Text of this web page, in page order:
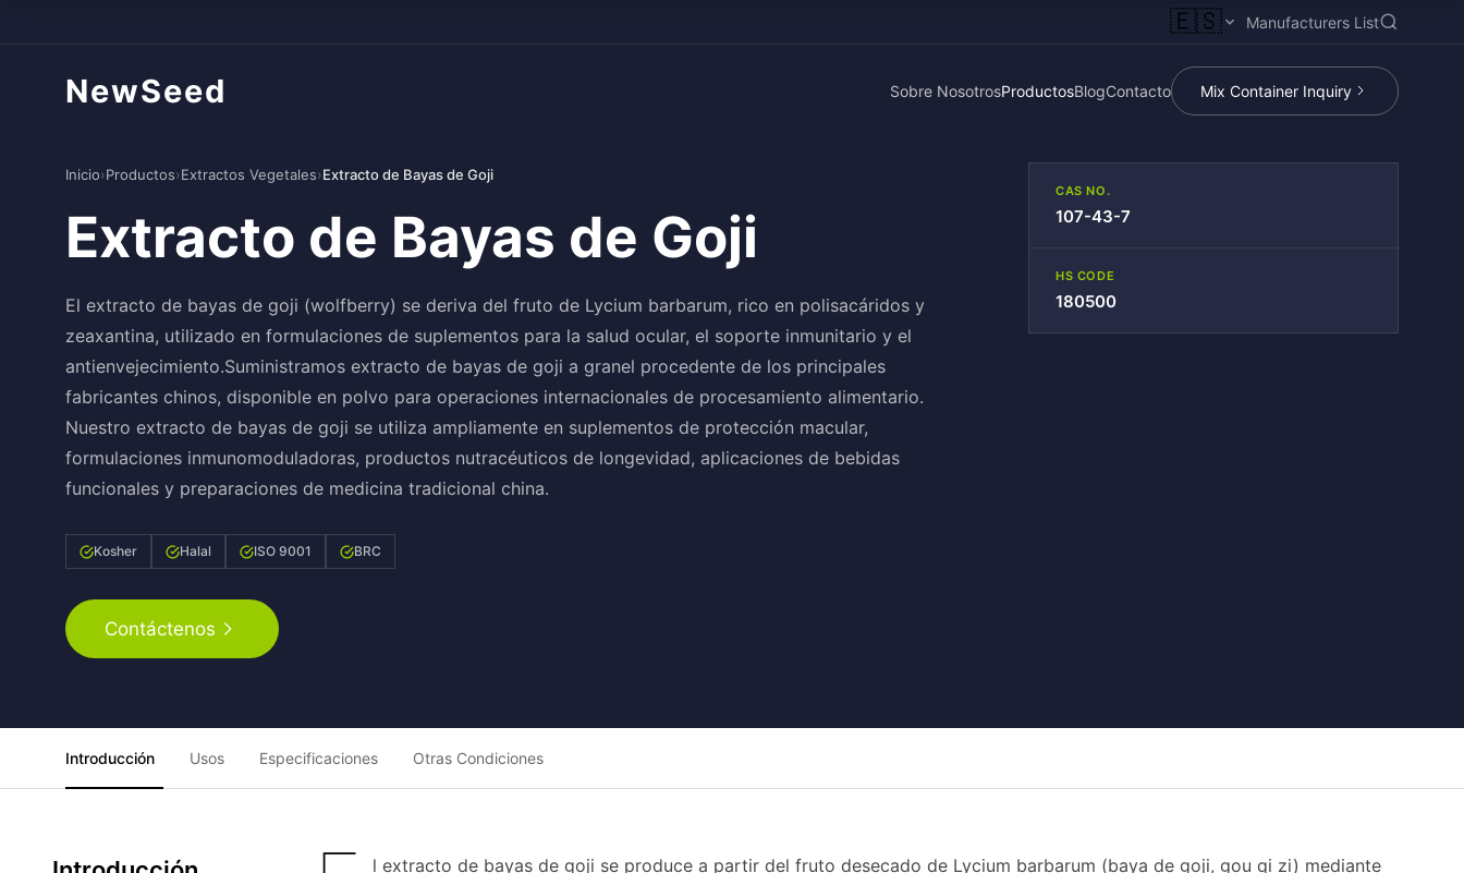
🇪🇸 Manufacturers List
NewSeed Sobre NosotrosProductosBlogContacto Mix Container Inquiry
Inicio›Productos›Extractos Vegetales›Extracto de Bayas de Goji
Extracto de Bayas de Goji
El extracto de bayas de goji (wolfberry) se deriva del fruto de Lycium barbarum, rico en polisacáridos y
zeaxantina, utilizado en formulaciones de suplementos para la salud ocular, el soporte inmunitario y el
antienvejecimiento.Suministramos extracto de bayas de goji a granel procedente de los principales
fabricantes chinos, disponible en polvo para operaciones internacionales de procesamiento alimentario.
Nuestro extracto de bayas de goji se utiliza ampliamente en suplementos de protección macular,
formulaciones inmunomoduladoras, productos nutracéuticos de longevidad, aplicaciones de bebidas
funcionales y preparaciones de medicina tradicional china.
Kosher Halal ISO 9001 BRC
Contáctenos
CAS NO.
107-43-7
HS CODE
180500
Introducción Usos Especificaciones Otras Condiciones
l extracto de bayas de goji se produce a partir del fruto desecado de Lycium barbarum (baya de goji, gou qi zi) mediante